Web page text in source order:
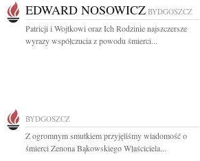
EDWARD NOSOWICZ BYDGOSZCZ
Patricji i Wojtkowi oraz Ich Rodzinie najszczersze
wyrazy współczucia z powodu śmierci...
BYDGOSZCZ
Z ogromnym smutkiem przyjęliśmy wiadomość o
śmierci Zenona Bąkowskiego Właściciela...